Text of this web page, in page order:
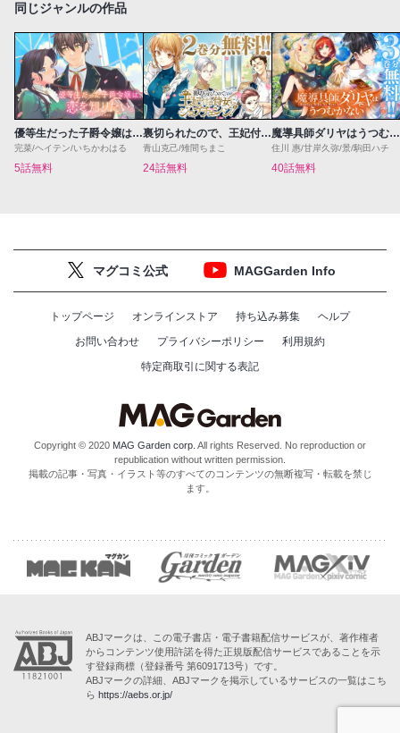
同じジャンルの作品
優等生だった子爵令嬢は、恋を知りたい。 THE COMIC
完菜/ヘイテン/いちかわはる
5話無料
裏切られたので、王妃付き侍女にジョブチェンジ！
青山克己/雉間ちまこ
24話無料
魔導具師ダリヤはうつむかない ～Dahliya Wilts No More～
住川 惠/甘岸久弥/景/駒田ハチ
40話無料
マグコミ公式 MAGGarden Info
トップページ オンラインストア 持ち込み募集
ヘルプ
お問い合わせ
プライバシーポリシー
利用規約
特定商取引に関する表記
Copyright © 2020 MAG Garden corp. All rights Reserved. No reproduction or
republication without written permission.
掲載の記事・写真・イラスト等のすべてのコンテンツの無断複写・転載を禁じ
ます。
ABJマークは、この電子書店・電子書籍配信サービスが、著作権者
からコンテンツ使用許諾を得た正規版配信サービスであることを示
す登録商標（登録番号 第6091713号）です。
ABJマークの詳細、ABJマークを掲示しているサービスの一覧はこち
ら https://aebs.or.jp/